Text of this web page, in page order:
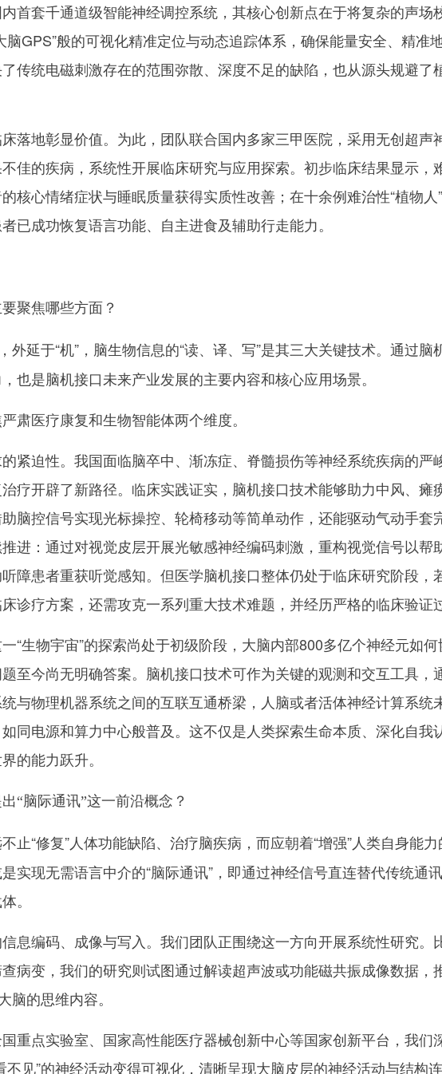
套千通道级智能神经调控系统，其核心创新点在于将复杂的声场
GPS”般的可视化精准定位与动态追踪体系，确保能量安全、精准
传统电磁刺激存在的范围弥散、深度不足的缺陷，也从源头规避了
地彰显价值。为此，团队联合国内多家三甲医院，采用无创超声
佳的疾病，系统性开展临床研究与应用探索。初步临床结果显示，
核心情绪症状与睡眠质量获得实质性改善；在十余例难治性“植物
已成功恢复语言功能、自主进食及辅助行走能力。
聚焦哪些方面？
外延于“机”，脑生物信息的“读、译、写”是其三大关键技术。通过
也是脑机接口未来产业发展的主要内容和核心应用场景。
医疗康复和生物智能体两个维度。
迫性。我国面临脑卒中、渐冻症、脊髓损伤等神经系统疾病的严
疗开辟了新路径。临床实践证实，脑机接口技术能够助力中风、瘫
脑控信号实现光标操控、轮椅移动等简单动作，还能驱动气动手套
进：通过对视觉皮层开展光敏感神经编码刺激，重构视觉信号以帮
障患者重获听觉感知。但医学脑机接口整体仍处于临床研究阶段，
诊疗方案，还需攻克一系列重大技术难题，并经历严格的临床验证过
生物宇宙”的探索尚处于初级阶段，大脑内部800多亿个神经元如
至今尚无明确答案。脑机接口技术可作为关键的观测和交互工具，
与物理机器系统之间的互联互通桥梁，人脑或者活体神经计算系统
同电源和算力中心般普及。这不仅是人类探索生命本质、深化自我
的能力跃升。
“脑际通讯”这一前沿概念？
止“修复”人体功能缺陷、治疗脑疾病，而应朝着“增强”人类自身能
实现无需语言中介的“脑际通讯”，即通过神经信号直连替代传统通
。
编码、成像与写入。我们团队正围绕这一方向开展系统性研究。
病变，我们的研究则试图通过解读超声波或功能磁共振成像数据，
脑的思维内容。
点实验室、国家高性能医疗器械创新中心等国家创新平台，我们
见”的神经活动变得可视化，清晰呈现大脑皮层的神经活动与结构